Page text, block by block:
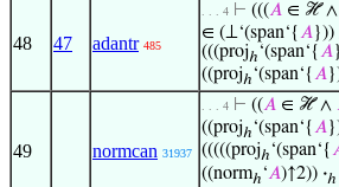
48 47 adantr 485
. . . 4 ⊢ (((𝐴 ∈ ℋ ∧
∈ (⊥‘(span‘{𝐴}))
(((projℎ ‘(span‘{𝐴
((projℎ ‘(span‘{𝐴
49 normcan 31937
. . . 4 ⊢ ((𝐴 ∈ ℋ ∧
((projℎ ‘(span‘{𝐴
(((((projℎ ‘(span‘{
((normℎ ‘𝐴)↑2)) ·ℎ